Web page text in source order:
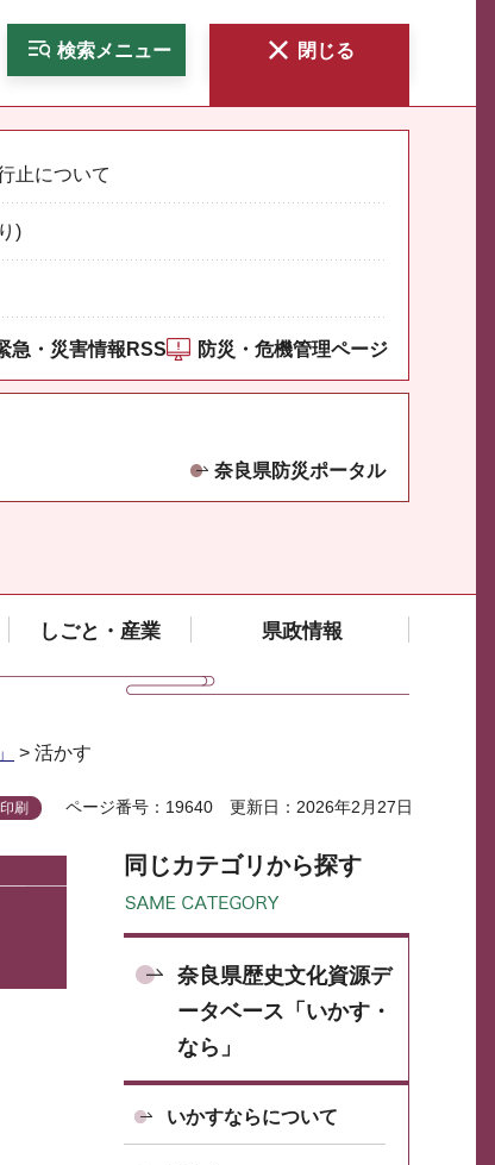
検索メニュー 閉じる
止について
)
急・災害情報RSS 防災・危機管理ページ
奈良県防災ポータル
しごと・産業 県政情報
> 活かす
印刷 ページ番号：19640 更新日：2026年2月27日
同じカテゴリから探す
奈良県歴史文化資源デ
ータベース「いかす・
なら」
いかすならについて